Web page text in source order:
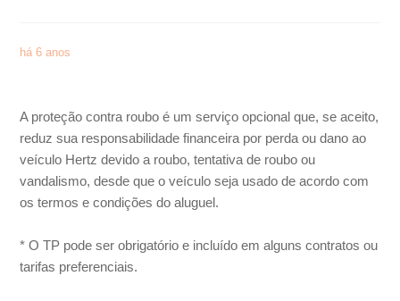
Como funciona a proteção de roubo no México?
Qual o valor da franquia no México?
Qual o custo para incluir condutor adicional na minha
Qual valor será bloqueado no meu cartão, no México?
há 6 anos
A proteção contra roubo é um serviço opcional que, se aceito,
reduz sua responsabilidade financeira por perda ou dano ao
veículo Hertz devido a roubo, tentativa de roubo ou
vandalismo, desde que o veículo seja usado de acordo com
os termos e condições do aluguel.
* O TP pode ser obrigatório e incluído em alguns contratos ou
tarifas preferenciais.